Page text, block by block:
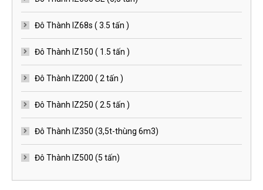
Đô Thành IZ68s ( 3.5 tấn )
Đô Thành IZ150 ( 1.5 tấn )
Đô Thành IZ200 ( 2 tấn )
Đô Thành IZ250 ( 2.5 tấn )
Đô Thành IZ350 (3,5t-thùng 6m3)
Đô Thành IZ500 (5 tấn)